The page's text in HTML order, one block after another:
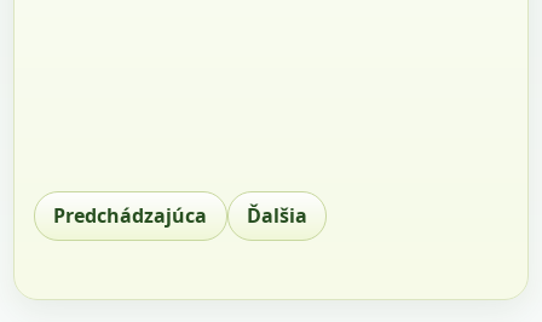
Predchádzajúca Ďalšia